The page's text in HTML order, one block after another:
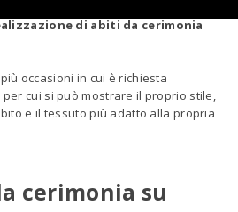
di abiti da cerimonia
occasioni in cui è richiesta
cui si può mostrare il proprio stile,
e il tessuto più adatto alla propria
cerimonia su